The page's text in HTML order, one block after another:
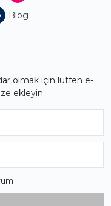
Blog
olmak için lütfen e-
ekleyin.